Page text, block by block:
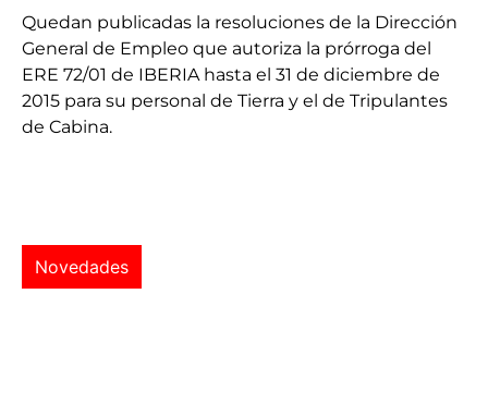
Quedan publicadas la resoluciones de la Dirección
General de Empleo que autoriza la prórroga del
ERE 72/01 de IBERIA hasta el 31 de diciembre de
2015 para su personal de Tierra y el de Tripulantes
de Cabina.
Novedades